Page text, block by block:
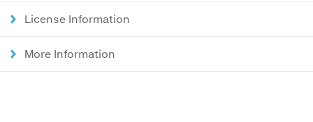
License Information
More Information